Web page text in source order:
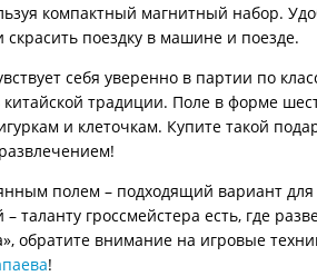
компактный магнитный набор.
скрасить поездку в машине и поезде.
себя уверенно в партии по
традиции. Поле в форме
и клеточкам. Купите такой
полем – подходящий вариант
– таланту гроссмейстера есть, где
обратите внимание на игровые
!